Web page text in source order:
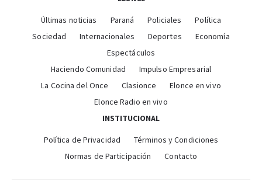
Últimas noticias Paraná Policiales
Política
Sociedad
Internacionales Deportes
Economía
Espectáculos
Haciendo Comunidad
Impulso Empresarial
La Cocina del Once
Clasionce
Elonce en vivo
Elonce Radio en vivo
INSTITUCIONAL
Política de Privacidad
Términos y Condiciones
Normas de Participación
Contacto